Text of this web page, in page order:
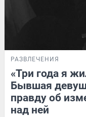
РАЗВЛЕЧЕНИЯ
«Три года я
Бывшая
правду об
над ней